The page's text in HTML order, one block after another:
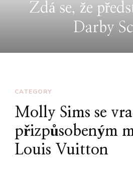
Zdá se, že
Darby
CATEGORY
Molly Sims se
přizpůsobeným
Louis Vuitton